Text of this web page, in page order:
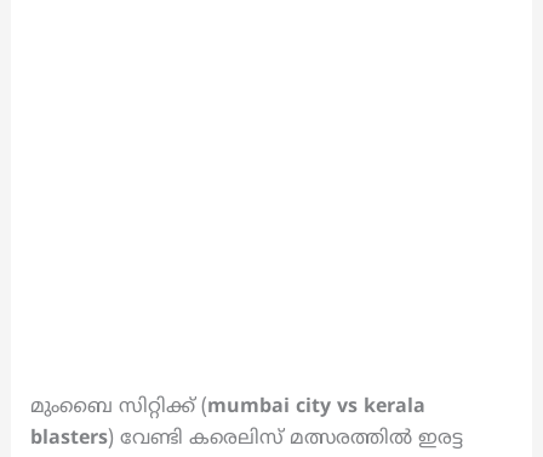
മുംബൈ സിറ്റിക്ക് (mumbai city vs kerala
blasters) വേണ്ടി കരെലിസ് മത്സരത്തിൽ ഇരട്ട